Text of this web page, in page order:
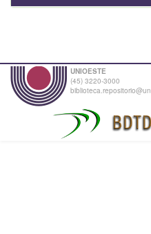
UNIOESTE
(45) 3220-3000